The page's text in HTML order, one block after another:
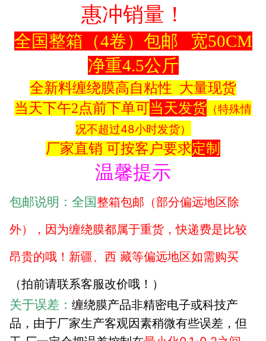
惠冲销量！
全国整箱（4卷）包邮 宽50CM
净重4.5公斤
全新料缠绕膜高自粘性 大量现货
当天下午2点前下单可当天发货 （特殊情
况不超过48小时发货）
厂家直销 可按客户要求定制
温馨提示
包邮说明：全国整箱包邮 （部分偏远地区除
外）， 因为缠绕膜都属于重货，快递费是比较
昂贵的哦！新疆、西 藏等偏远地区如需购买
（拍前请联系客服改价哦！）
关于误差： 缠绕膜产品非精密电子或科技产
品，由于厂家生产客观因素稍微有些误差，但